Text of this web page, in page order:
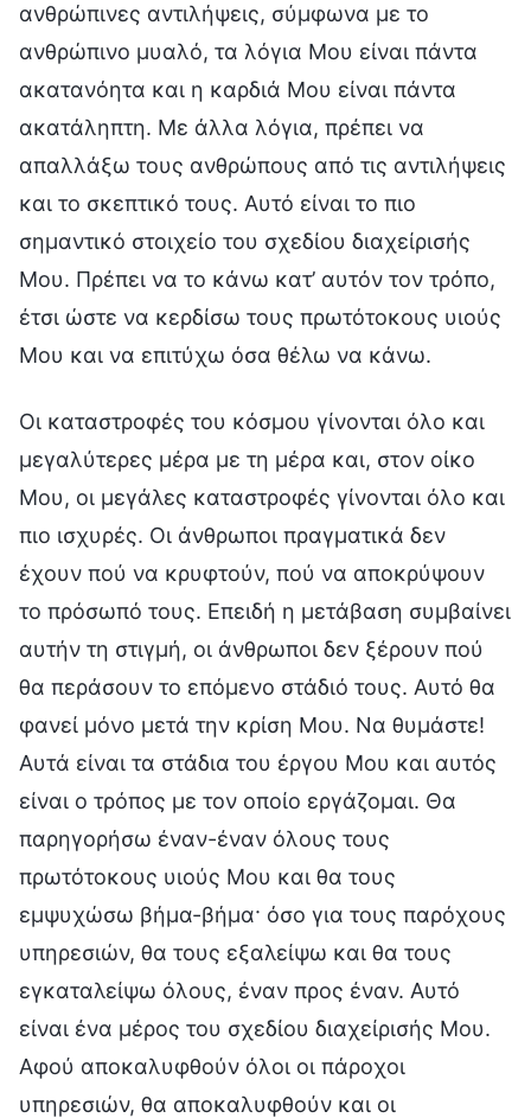
ανθρώπινες αντιλήψεις, σύμφωνα με το
ανθρώπινο μυαλό, τα λόγια Μου είναι πάντα
ακατανόητα και η καρδιά Μου είναι πάντα
ακατάληπτη. Με άλλα λόγια, πρέπει να
απαλλάξω τους ανθρώπους από τις αντιλήψεις
και το σκεπτικό τους. Αυτό είναι το πιο
σημαντικό στοιχείο του σχεδίου διαχείρισής
Μου. Πρέπει να το κάνω κατ’ αυτόν τον τρόπο,
έτσι ώστε να κερδίσω τους πρωτότοκους υιούς
Μου και να επιτύχω όσα θέλω να κάνω.
Οι καταστροφές του κόσμου γίνονται όλο και
μεγαλύτερες μέρα με τη μέρα και, στον οίκο
Μου, οι μεγάλες καταστροφές γίνονται όλο και
πιο ισχυρές. Οι άνθρωποι πραγματικά δεν
έχουν πού να κρυφτούν, πού να αποκρύψουν
το πρόσωπό τους. Επειδή η μετάβαση συμβαίνει
αυτήν τη στιγμή, οι άνθρωποι δεν ξέρουν πού
θα περάσουν το επόμενο στάδιό τους. Αυτό θα
φανεί μόνο μετά την κρίση Μου. Να θυμάστε!
Αυτά είναι τα στάδια του έργου Μου και αυτός
είναι ο τρόπος με τον οποίο εργάζομαι. Θα
παρηγορήσω έναν-έναν όλους τους
πρωτότοκους υιούς Μου και θα τους
εμψυχώσω βήμα-βήμα· όσο για τους παρόχους
υπηρεσιών, θα τους εξαλείψω και θα τους
εγκαταλείψω όλους, έναν προς έναν. Αυτό
είναι ένα μέρος του σχεδίου διαχείρισής Μου.
Αφού αποκαλυφθούν όλοι οι πάροχοι
υπηρεσιών, θα αποκαλυφθούν και οι